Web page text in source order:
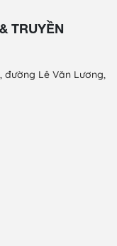
TRUYỀN
đường Lê Văn Lương,